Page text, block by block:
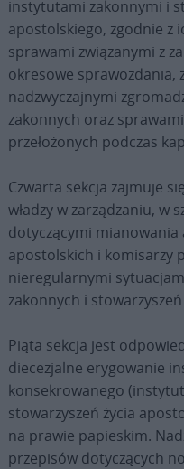
instytutami zakonnymi i
apostolskiego, zgodnie z
sprawami związanymi z
okresowe sprawozdania,
nadzwyczajnymi
zakonnych oraz
przełożonych podczas
Czwarta sekcja zajmuje
władzy w zarządzaniu, w
dotyczącymi
apostolskich i komisarzy
nieregularnymi
zakonnych i
Piąta sekcja jest
diecezjalne erygowanie
konsekrowanego
stowarzyszeń życia
na prawie papieskim.
przepisów dotyczących